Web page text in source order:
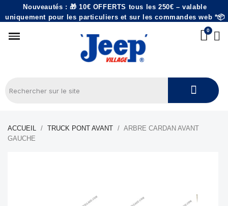
Nouveautés : 🎁 10€ OFFERTS tous les 250€ – valable
uniquement pour les particuliers et sur les commandes web *📦
ACCUEIL TRUCK PONT AVANT
ARBRE CARDAN AVANT
GAUCHE